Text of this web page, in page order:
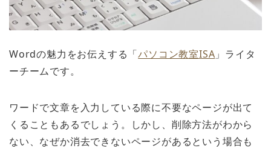
Wordの魅力をお伝えする「パソコン教室ISA 」ライタ
ーチームです。
ワードで文章を入力している際に不要なページが出て
くることもあるでしょう。しかし、削除方法がわから
ない、なぜか消去できないページがあるという場合も